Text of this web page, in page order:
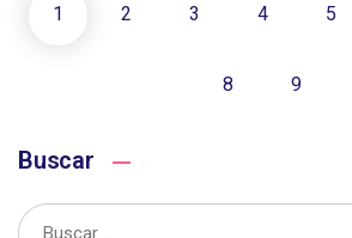
1 2 3 4 5
8 9
Buscar